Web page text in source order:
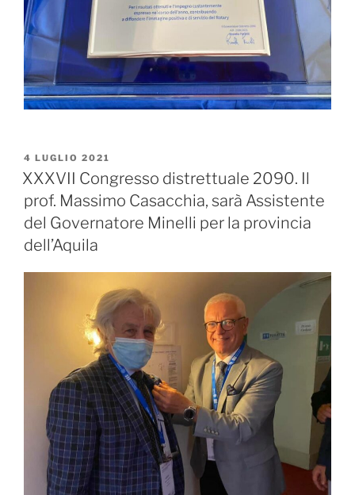
PUBBLICATO
IL
4 LUGLIO 2021
XXXVII Congresso distrettuale 2090. Il
prof. Massimo Casacchia, sarà Assistente
del Governatore Minelli per la provincia
dell’Aquila